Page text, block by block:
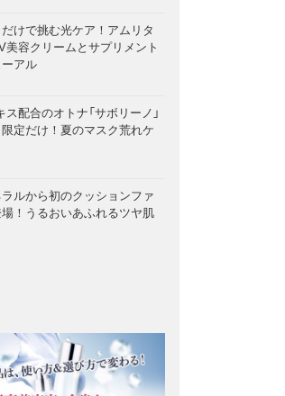
けで挑む光ケア！アムリタ
美容クリームとサプリメント
アル
配合のオトナ「サボリーノ」
定だけ！夏のマスク荒れケ
ルから初のクッションファ
！うるおいあふれるツヤ肌